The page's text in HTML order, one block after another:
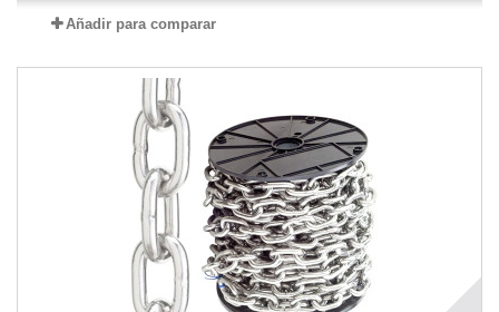
Añadir para comparar